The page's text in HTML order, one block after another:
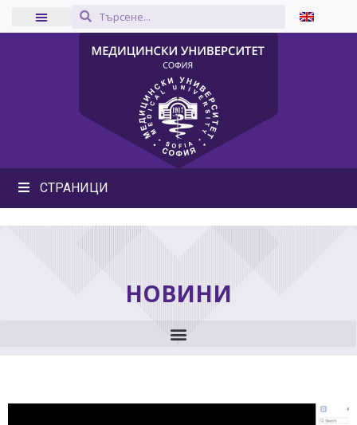
СТРАНИЦИ
НОВИНИ